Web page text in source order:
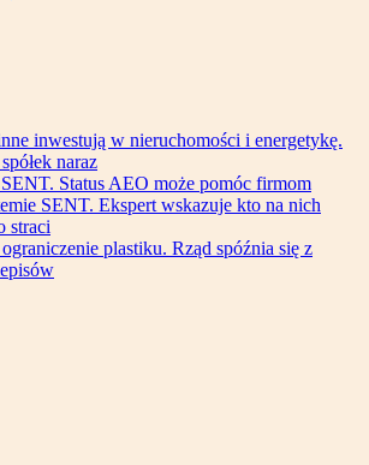
inwestują w nieruchomości i energetykę.
naraz
SENT. Status AEO może pomóc firmom
SENT. Ekspert wskazuje kto na nich
straci
plastiku. Rząd spóźnia się z